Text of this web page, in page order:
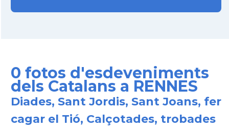
0 fotos d'esdeveniments
dels Catalans a RENNES
Diades, Sant Jordis, Sant Joans, fer
cagar el Tió, Calçotades, trobades